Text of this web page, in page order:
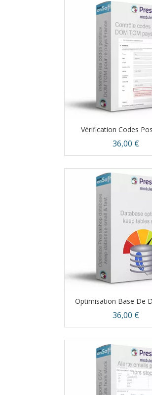
Vérification Codes
Prix
36,00 €
Aperçu
Optimisation Base De
Prix
36,00 €
Aperçu